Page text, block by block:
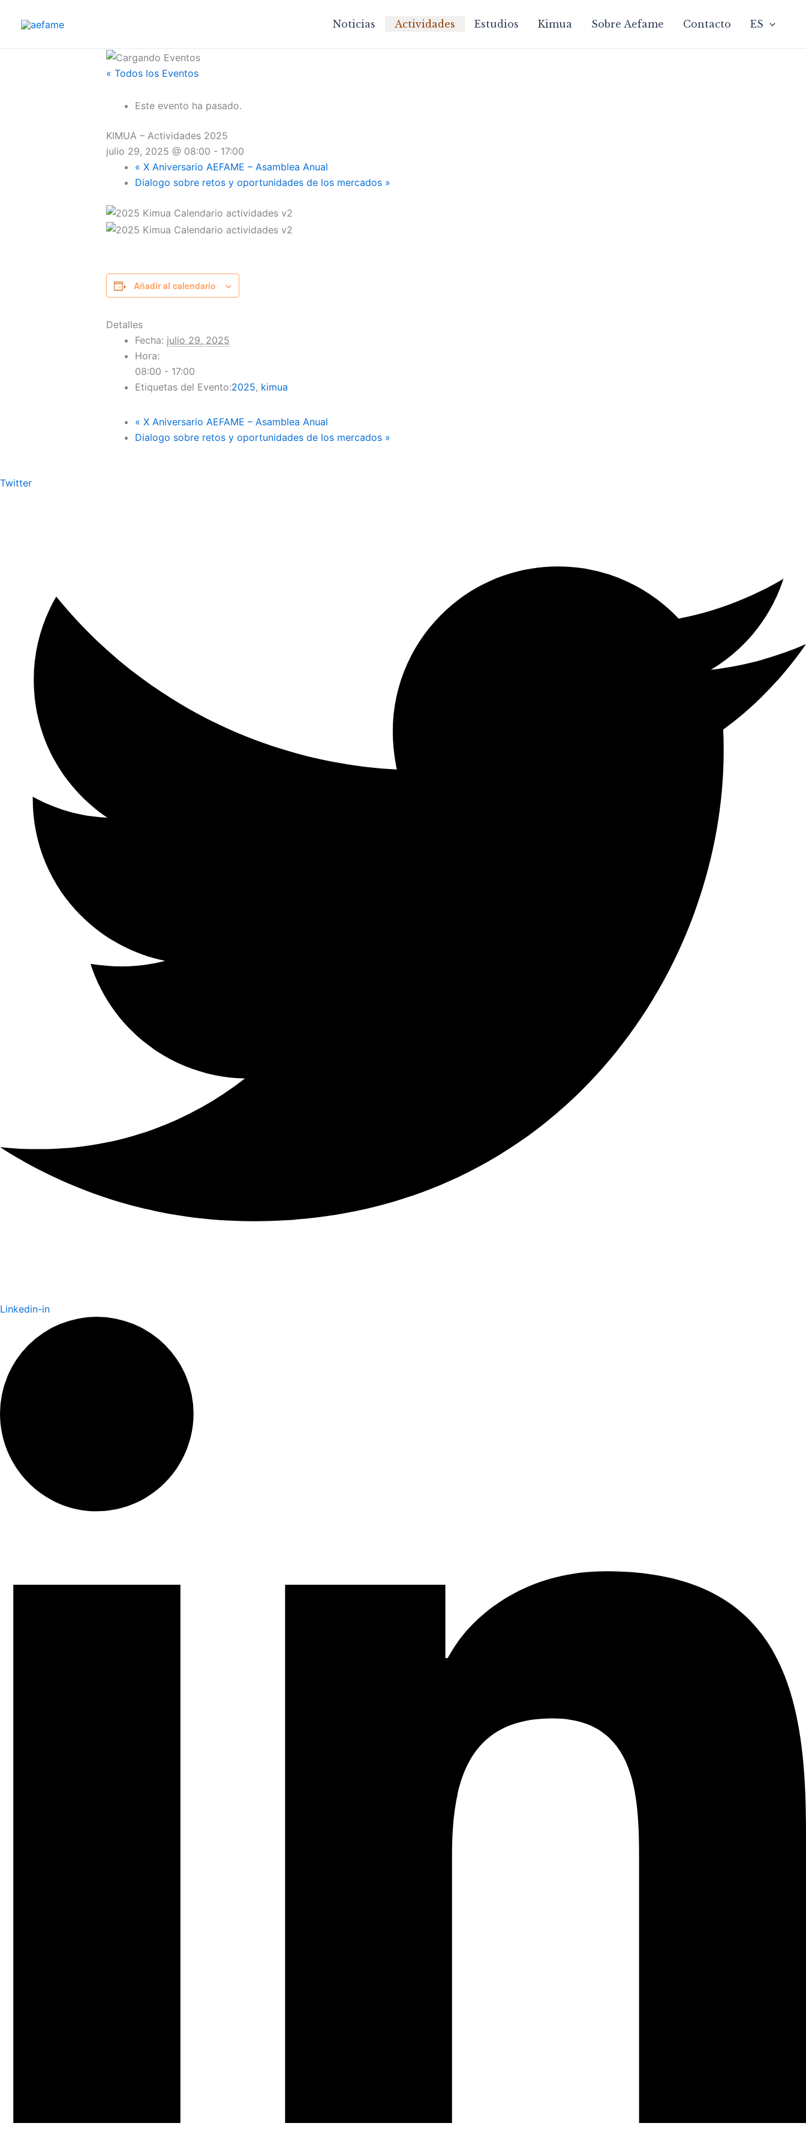
Noticias Actividades Estudios Kimua Sobre Aefame Contacto ES
« Todos los Eventos
Este evento ha pasado.
KIMUA – Actividades 2025
julio 29, 2025 @ 08:00 - 17:00
« X Aniversario AEFAME – Asamblea Anual
Dialogo sobre retos y oportunidades de los mercados »
Añadir al calendario
Detalles
Fecha: julio 29, 2025
Hora:
08:00 - 17:00
Etiquetas del Evento:2025, kimua
« X Aniversario AEFAME – Asamblea Anual
Dialogo sobre retos y oportunidades de los mercados »
Twitter
Linkedin-in